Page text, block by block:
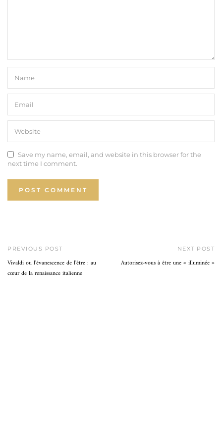
Save my name, email, and website in this browser for the
next time I comment.
PREVIOUS POST
Vivaldi ou l'évanescence de l'être : au
cœur de la renaissance italienne
NEXT POST
Autorisez-vous à être une « illuminée »